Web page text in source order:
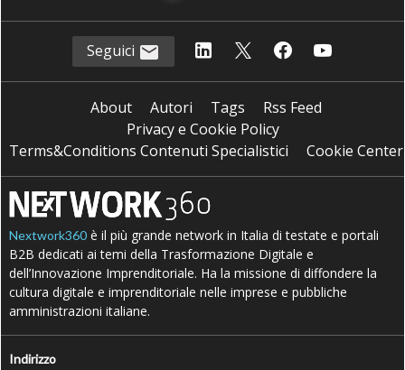
Seguici
About Autori Tags
Rss Feed
Privacy e Cookie Policy
Terms&Conditions Contenuti Specialistici
Cookie Center
Nextwork360 è il più grande network in Italia di testate e portali
B2B dedicati ai temi della Trasformazione Digitale e
dell’Innovazione Imprenditoriale. Ha la missione di diffondere la
cultura digitale e imprenditoriale nelle imprese e pubbliche
amministrazioni italiane.
Indirizzo